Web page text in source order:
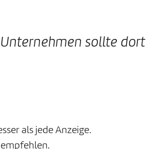
sollte dort
als jede Anzeige.